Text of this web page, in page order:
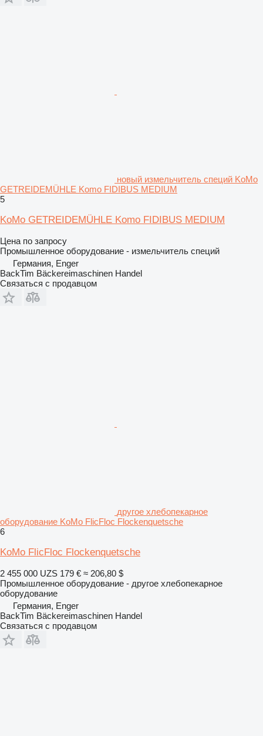
новый измельчитель специй KoMo
GETREIDEMÜHLE Komo FIDIBUS MEDIUM
5
KoMo GETREIDEMÜHLE Komo FIDIBUS MEDIUM
Цена по запросу
Промышленное оборудование - измельчитель специй
Германия, Enger
BackTim Bäckereimaschinen Handel
Связаться с продавцом
другое хлебопекарное
оборудование KoMo FlicFloc Flockenquetsche
6
KoMo FlicFloc Flockenquetsche
2 455 000 UZS 179 € ≈ 206,80 $
Промышленное оборудование - другое хлебопекарное
оборудование
Германия, Enger
BackTim Bäckereimaschinen Handel
Связаться с продавцом